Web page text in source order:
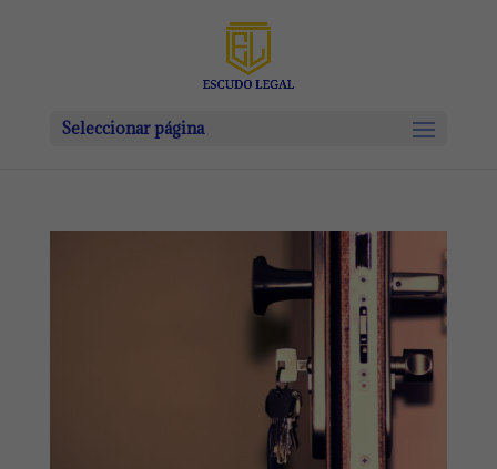
Seleccionar página